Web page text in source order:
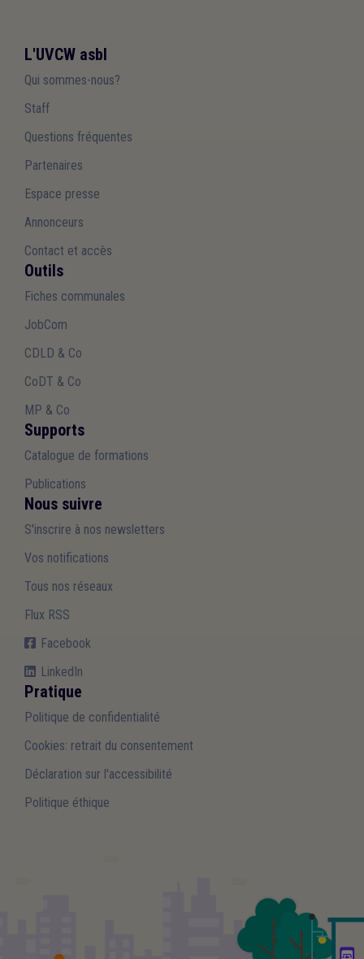
L'UVCW asbl
Qui sommes-nous?
Staff
Questions fréquentes
Partenaires
Espace presse
Annonceurs
Contact et accès
Outils
Fiches communales
JobCom
CDLD & Co
CoDT & Co
MP & Co
Supports
Catalogue de formations
Publications
Nous suivre
S'inscrire à nos newsletters
Vos notifications
Tous nos réseaux
Flux RSS
Facebook
LinkedIn
Pratique
Politique de confidentialité
Cookies: retrait du consentement
Déclaration sur l'accessibilité
Politique éthique